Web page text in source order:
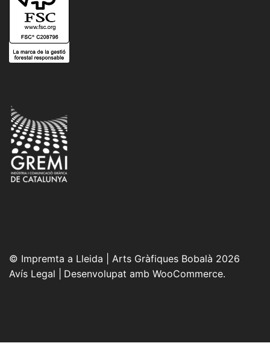
© Impremta a Lleida | Arts Gràfiques Bobalà 2026
Avís Legal
Desenvolupat amb WooCommerce.